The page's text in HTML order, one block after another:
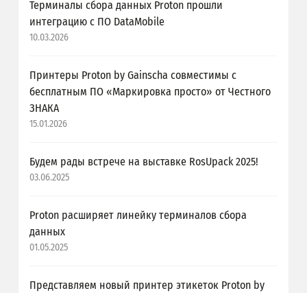
Терминалы сбора данных Proton прошли
интеграцию с ПО DataMobile
10.03.2026
Принтеры Proton by Gainscha совместимы с
бесплатным ПО «Маркировка просто» от Честного
ЗНАКА
15.01.2026
Будем рады встрече на выставке RosUpack 2025!
03.06.2025
Proton расширяет линейку терминалов сбора
данных
01.05.2025
Представляем новый принтер этикеток Proton by